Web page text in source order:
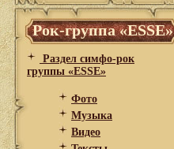
Рок-группа «ESSE»
Раздел симфо-рок
группы «ESSE»
Фото
Музыка
Видео